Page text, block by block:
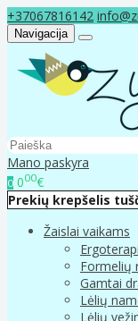
+37067816142
Navigacija
Mano paskyra
0 000€
Prekių krepšelis
Žaislai vaikams
Formelių
Gamtai
Lėlių
Lėlių